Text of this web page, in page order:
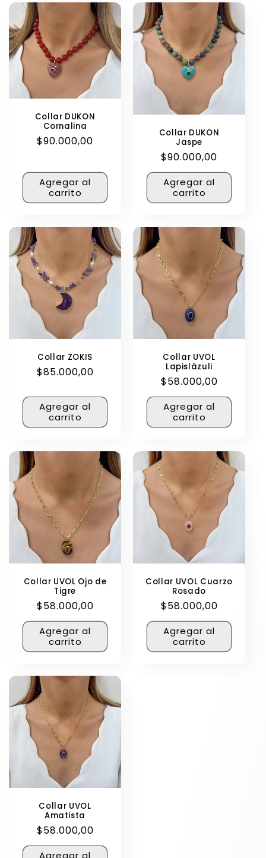
Collar DUKON
Cornalina
Precio
$90.000,00
Agregar al
carrito
Collar DUKON
Jaspe
Precio
habitual
$90.000,00
Agregar al
carrito
Collar ZOKIS
Precio
$85.000,00
Agregar al
carrito
Collar UVOL
Lapislázuli
Precio
habitual
$58.000,00
Agregar al
carrito
Collar UVOL Ojo de
Tigre
Precio
habitual
$58.000,00
Agregar al
carrito
Collar UVOL Cuarzo
Rosado
Precio
habitual
$58.000,00
Agregar al
carrito
Collar UVOL
Amatista
Precio
habitual
$58.000,00
Agregar al